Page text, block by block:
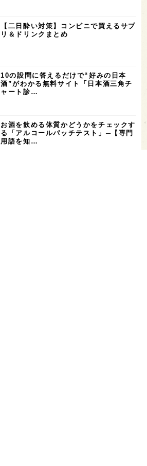
【二日酔い対策】コンビニで買えるサプ
リ＆ドリンクまとめ
10の設問に答えるだけで“好みの日本
酒”がわかる無料サイト「日本酒三角チ
ャート診…
お酒を飲める体質かどうかをチェックす
る「アルコールパッチテスト」─【専門
用語を知…